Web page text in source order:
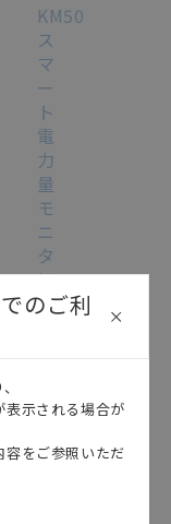
KM50
ス
マ
ー
ト
電
力
量
モ
ニ
タ
編
CJ
ズ
汎
用
2014/07/29
のご利
表示される場合が
容をご参照いただ